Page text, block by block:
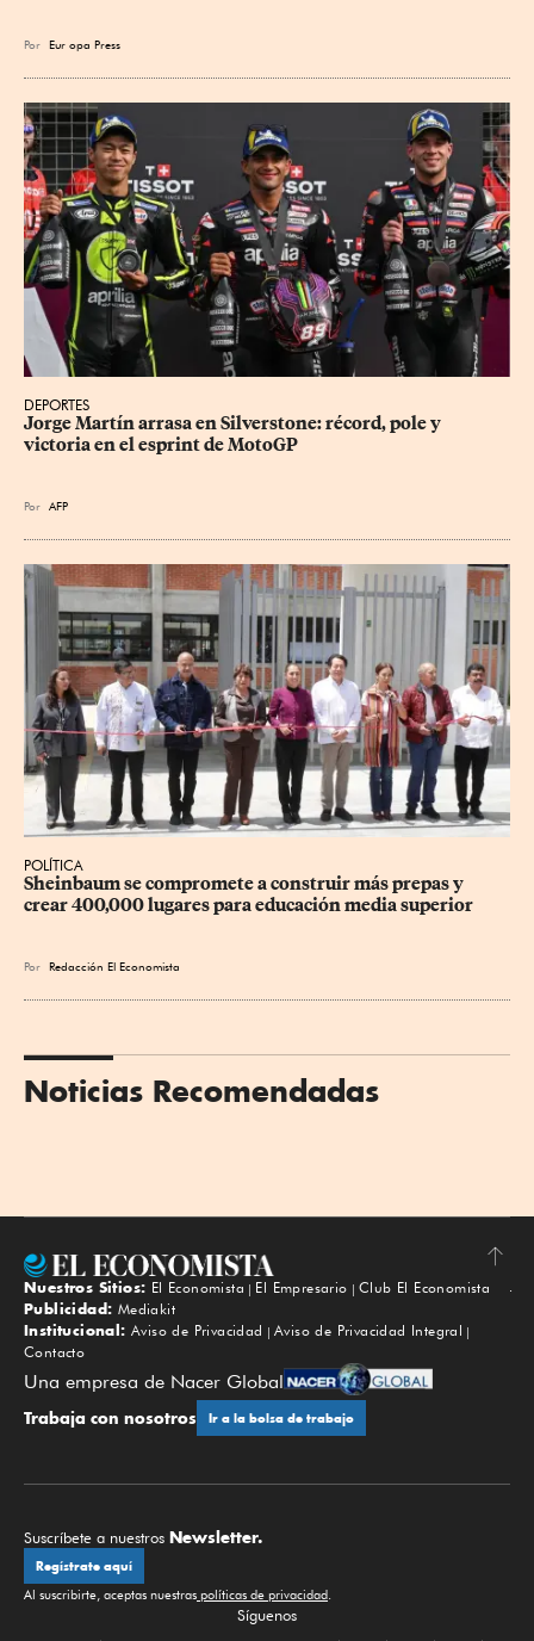
Por Eur opa Press
DEPORTES
Jorge Martín arrasa en Silverstone: récord, pole y
victoria en el esprint de MotoGP
Por AFP
POLÍTICA
Sheinbaum se compromete a construir más prepas y
crear 400,000 lugares para educación media superior
Por Redacción El Economista
Noticias Recomendadas
Subir
Nuestros Sitios: El Economista El Empresario
Club El Economista
Publicidad: Mediakit
Institucional: Aviso de Privacidad
Aviso de Privacidad Integral
Contacto
Una empresa de Nacer Global
Trabaja con nosotros Ir a la bolsa de trabajo
Suscríbete a nuestros Newsletter.
Regístrate aquí
Al suscribirte, aceptas nuestras políticas de privacidad.
Síguenos